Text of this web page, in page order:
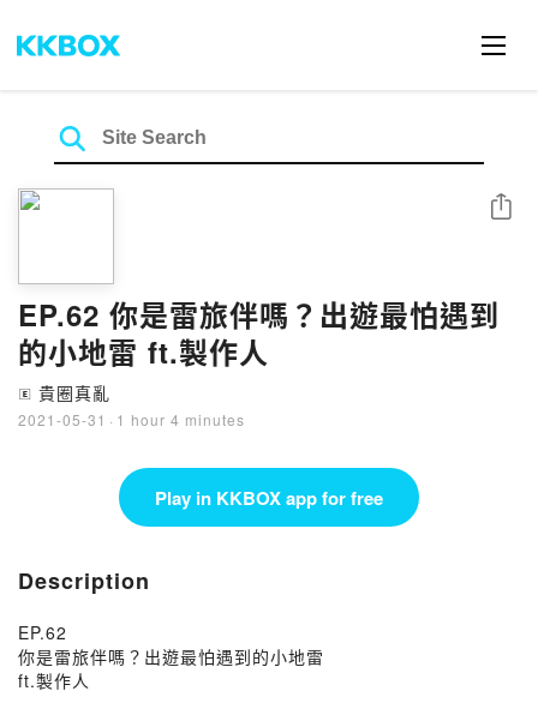
EP.62 你是雷旅伴嗎？出遊最怕遇到
的小地雷 ft.製作人
🄴 貴圈真亂
2021-05-31 · 1 hour 4 minutes
Share
Play in KKBOX app for free
Description
EP.62
你是雷旅伴嗎？出遊最怕遇到的小地雷
ft.製作人